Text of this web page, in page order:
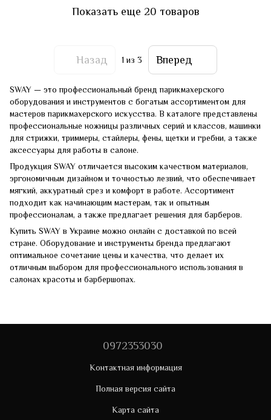
Показать еще 20 товаров
Назад 1 из 3 Вперед
SWAY — это профессиональный бренд парикмахерского
оборудования и инструментов с богатым ассортиментом для
мастеров парикмахерского искусства. В каталоге представлены
профессиональные ножницы различных серий и классов, машинки
для стрижки, триммеры, стайлеры, фены, щетки и гребни, а также
аксессуары для работы в салоне.
Продукция SWAY отличается высоким качеством материалов,
эргономичным дизайном и точностью лезвий, что обеспечивает
мягкий, аккуратный срез и комфорт в работе. Ассортимент
подходит как начинающим мастерам, так и опытным
профессионалам, а также предлагает решения для барберов.
Купить SWAY в Украине можно онлайн с доставкой по всей
стране. Оборудование и инструменты бренда предлагают
оптимальное сочетание цены и качества, что делает их
отличным выбором для профессионального использования в
салонах красоты и барбершопах.
0972353030
Контактная информация
Полная версия сайта
Карта сайта